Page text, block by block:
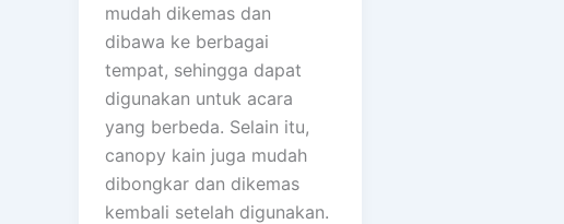
mudah dikemas dan
dibawa ke berbagai
tempat, sehingga dapat
digunakan untuk acara
yang berbeda. Selain itu,
canopy kain juga mudah
dibongkar dan dikemas
kembali setelah digunakan.